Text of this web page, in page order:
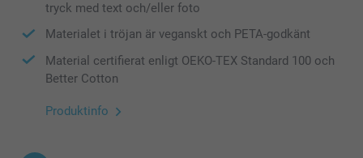
tryck med text och/eller foto
Materialet i tröjan är veganskt och PETA-godkänt
Material certifierat enligt OEKO-TEX Standard 100 och
Better Cotton
Produktinfo